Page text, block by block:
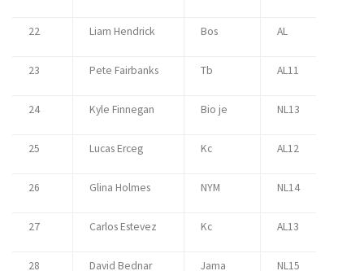
22 Liam Hendrick Bos AL
23 Pete Fairbanks Tb AL11
24 Kyle Finnegan Bio je NL13
25 Lucas Erceg Kc AL12
26 Glina Holmes NYM NL14
27 Carlos Estevez Kc AL13
28 David Bednar Jama NL15